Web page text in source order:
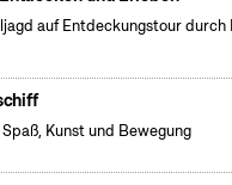
auf Entdeckungstour durch
Kunst und Bewegung